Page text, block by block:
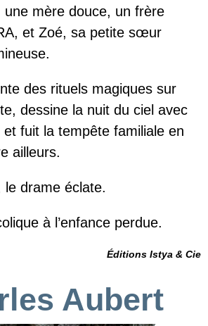
une mère douce, un frère
et Zoé, sa petite sœur
des rituels magiques sur
dessine la nuit du ciel avec
fuit la tempête familiale en
ailleurs.
drame éclate.
à l’enfance perdue.
Éditions Istya & Cie
Aubert